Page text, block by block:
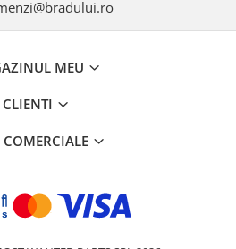
MEU
CLIENTI
COMERCIALE